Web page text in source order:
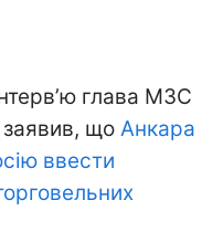
глава МЗС
що Анкара
ввести